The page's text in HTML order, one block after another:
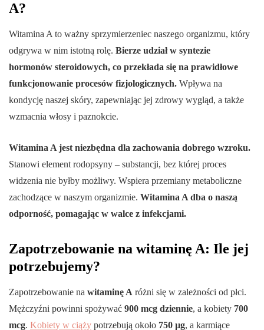
A?
Witamina A to ważny sprzymierzeniec naszego organizmu, który
odgrywa w nim istotną rolę. Bierze udział w syntezie
hormonów steroidowych, co przekłada się na prawidłowe
funkcjonowanie procesów fizjologicznych. Wpływa na
kondycję naszej skóry, zapewniając jej zdrowy wygląd, a także
wzmacnia włosy i paznokcie.
Witamina A jest niezbędna dla zachowania dobrego wzroku.
Stanowi element rodopsyny – substancji, bez której proces
widzenia nie byłby możliwy. Wspiera przemiany metaboliczne
zachodzące w naszym organizmie. Witamina A dba o naszą
odporność, pomagając w walce z infekcjami.
Zapotrzebowanie na witaminę A: Ile jej
potrzebujemy?
Zapotrzebowanie na witaminę A różni się w zależności od płci.
Mężczyźni powinni spożywać 900 mcg dziennie, a kobiety 700
mcg. Kobiety w ciąży potrzebują około 750 µg, a karmiące